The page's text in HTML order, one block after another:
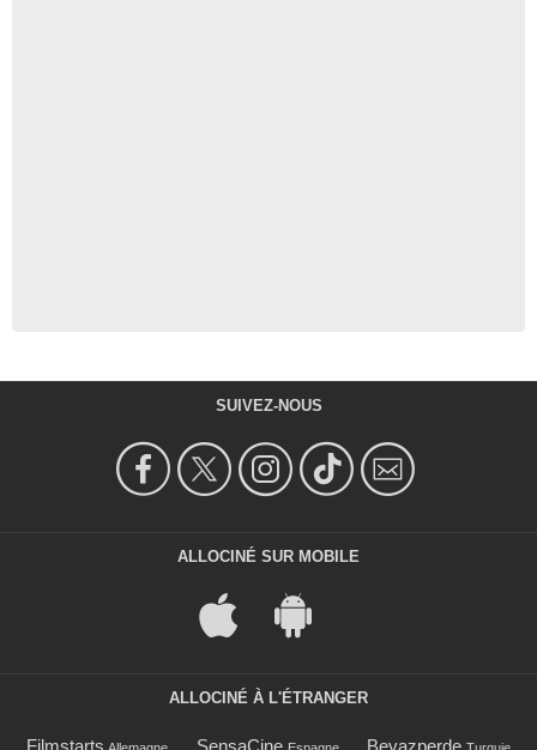
SUIVEZ-NOUS
ALLOCINÉ SUR MOBILE
ALLOCINÉ À L'ÉTRANGER
Filmstarts SensaCine Beyazperde